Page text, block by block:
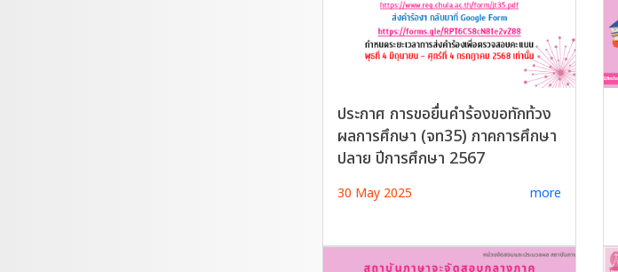
ประกาศ การขอยื่นคำร้องขอทักท้วง
ผลการศึกษา (จท35) ภาคการศึกษา
ปลาย ปีการศึกษา 2567
30 May 2025 more